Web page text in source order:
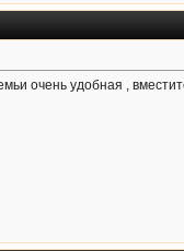
очень удобная ,